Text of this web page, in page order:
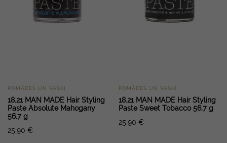
POMĀDES UN VASKI
18.21 MAN MADE Hair Styling
Paste Absolute Mahogany
56,7 g
25.90 €
POMĀDES UN VASKI
18.21 MAN MADE Hair Styling
Paste Sweet Tobacco 56,7 g
25.90 €